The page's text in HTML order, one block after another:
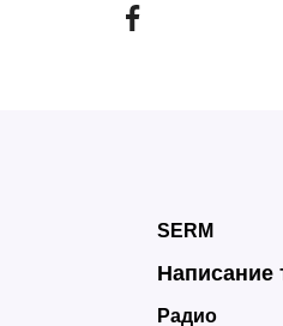
SERM
Написание
Радио